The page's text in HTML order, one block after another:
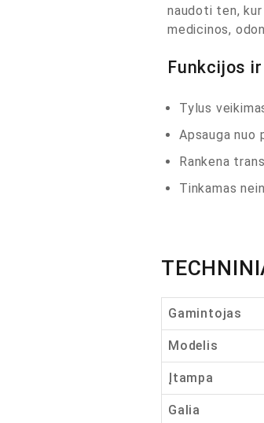
naudoti ten,
medicinos,
Funkcijos
Tylus
Apsauga nuo
Rankena
Tinkamas
Gamintojas
Modelis
Įtampa
Galia